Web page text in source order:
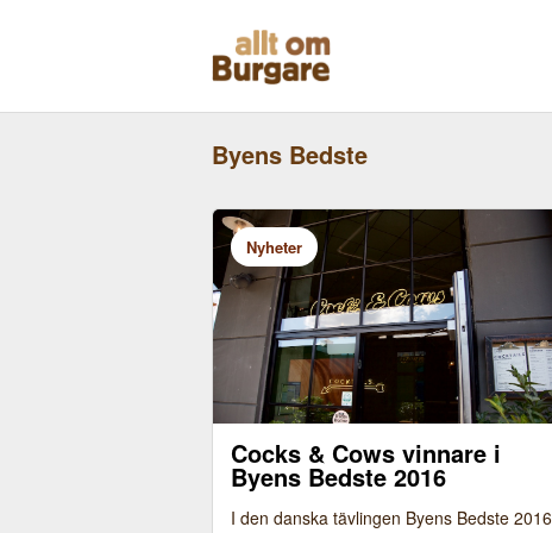
Byens Bedste
Nyheter
Cocks & Cows vinnare i
Byens Bedste 2016
I den danska tävlingen Byens Bedste 2016